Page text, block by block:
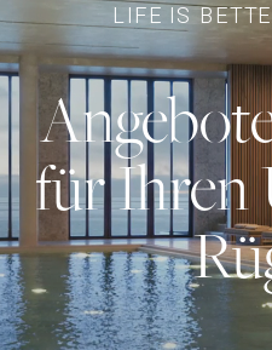
für Ihren
LIFE IS